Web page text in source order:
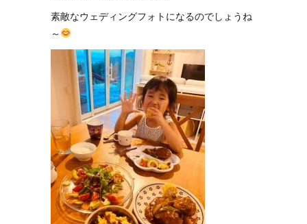
素敵なウェディングフォトになるのでしょうね
～